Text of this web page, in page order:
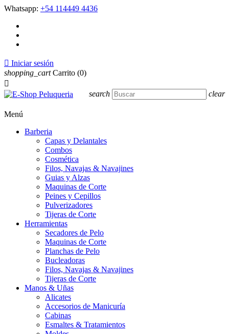
Whatsapp: +54 114449 4436
 Iniciar sesión
shopping_cart Carrito (0)

search
clear
Menú
Barberia
Capas y Delantales
Combos
Cosmética
Filos, Navajas & Navajines
Guias y Alzas
Maquinas de Corte
Peines y Cepillos
Pulverizadores
Tijeras de Corte
Herramientas
Secadores de Pelo
Maquinas de Corte
Planchas de Pelo
Bucleadoras
Filos, Navajas & Navajines
Tijeras de Corte
Manos & Uñas
Alicates
Accesorios de Manicuría
Cabinas
Esmaltes & Tratamientos